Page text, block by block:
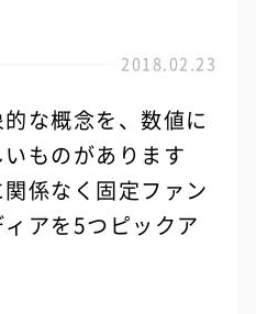
2018.02.23
的な概念を、数値に
ものがあります
係なく固定ファン
アを5つピックア